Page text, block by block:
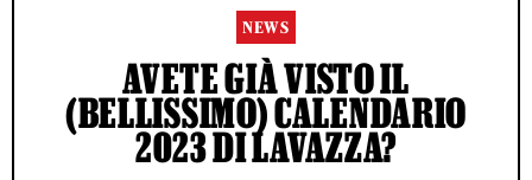
NEWS
AVETE GIÀ VISTO IL
(BELLISSIMO) CALENDARIO
2023 DI LAVAZZA?